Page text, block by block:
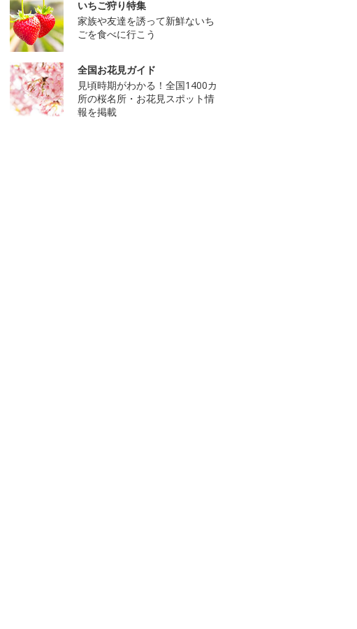
いちご狩り特集
家族や友達を誘って新鮮ないち
ごを食べに行こう
全国お花見ガイド
見頃時期がわかる！全国1400カ
所の桜名所・お花見スポット情
報を掲載